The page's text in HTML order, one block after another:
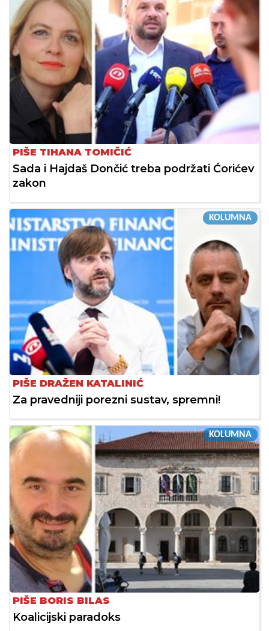
PIŠE TIHANA TOMIČIĆ
Sada i Hajdaš Dončić treba podržati Ćorićev
zakon
KOLUMNA
PIŠE DRAŽEN KATALINIĆ
Za pravedniji porezni sustav, spremni!
KOLUMNA
PIŠE BORIS BILAS
Koalicijski paradoks